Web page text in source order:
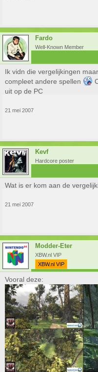
Fardo
Well-Known Member
Ik vidn die vergelijkingen
compleet andere spellen
uit op de PC
21 mei 2007
Kevf
Hardcore poster
Wat is er kom aan de
21 mei 2007
Modder-Eter
XBW.nl VIP
XBW.nl VIP
Vooral deze: